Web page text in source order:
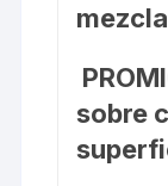
sobre